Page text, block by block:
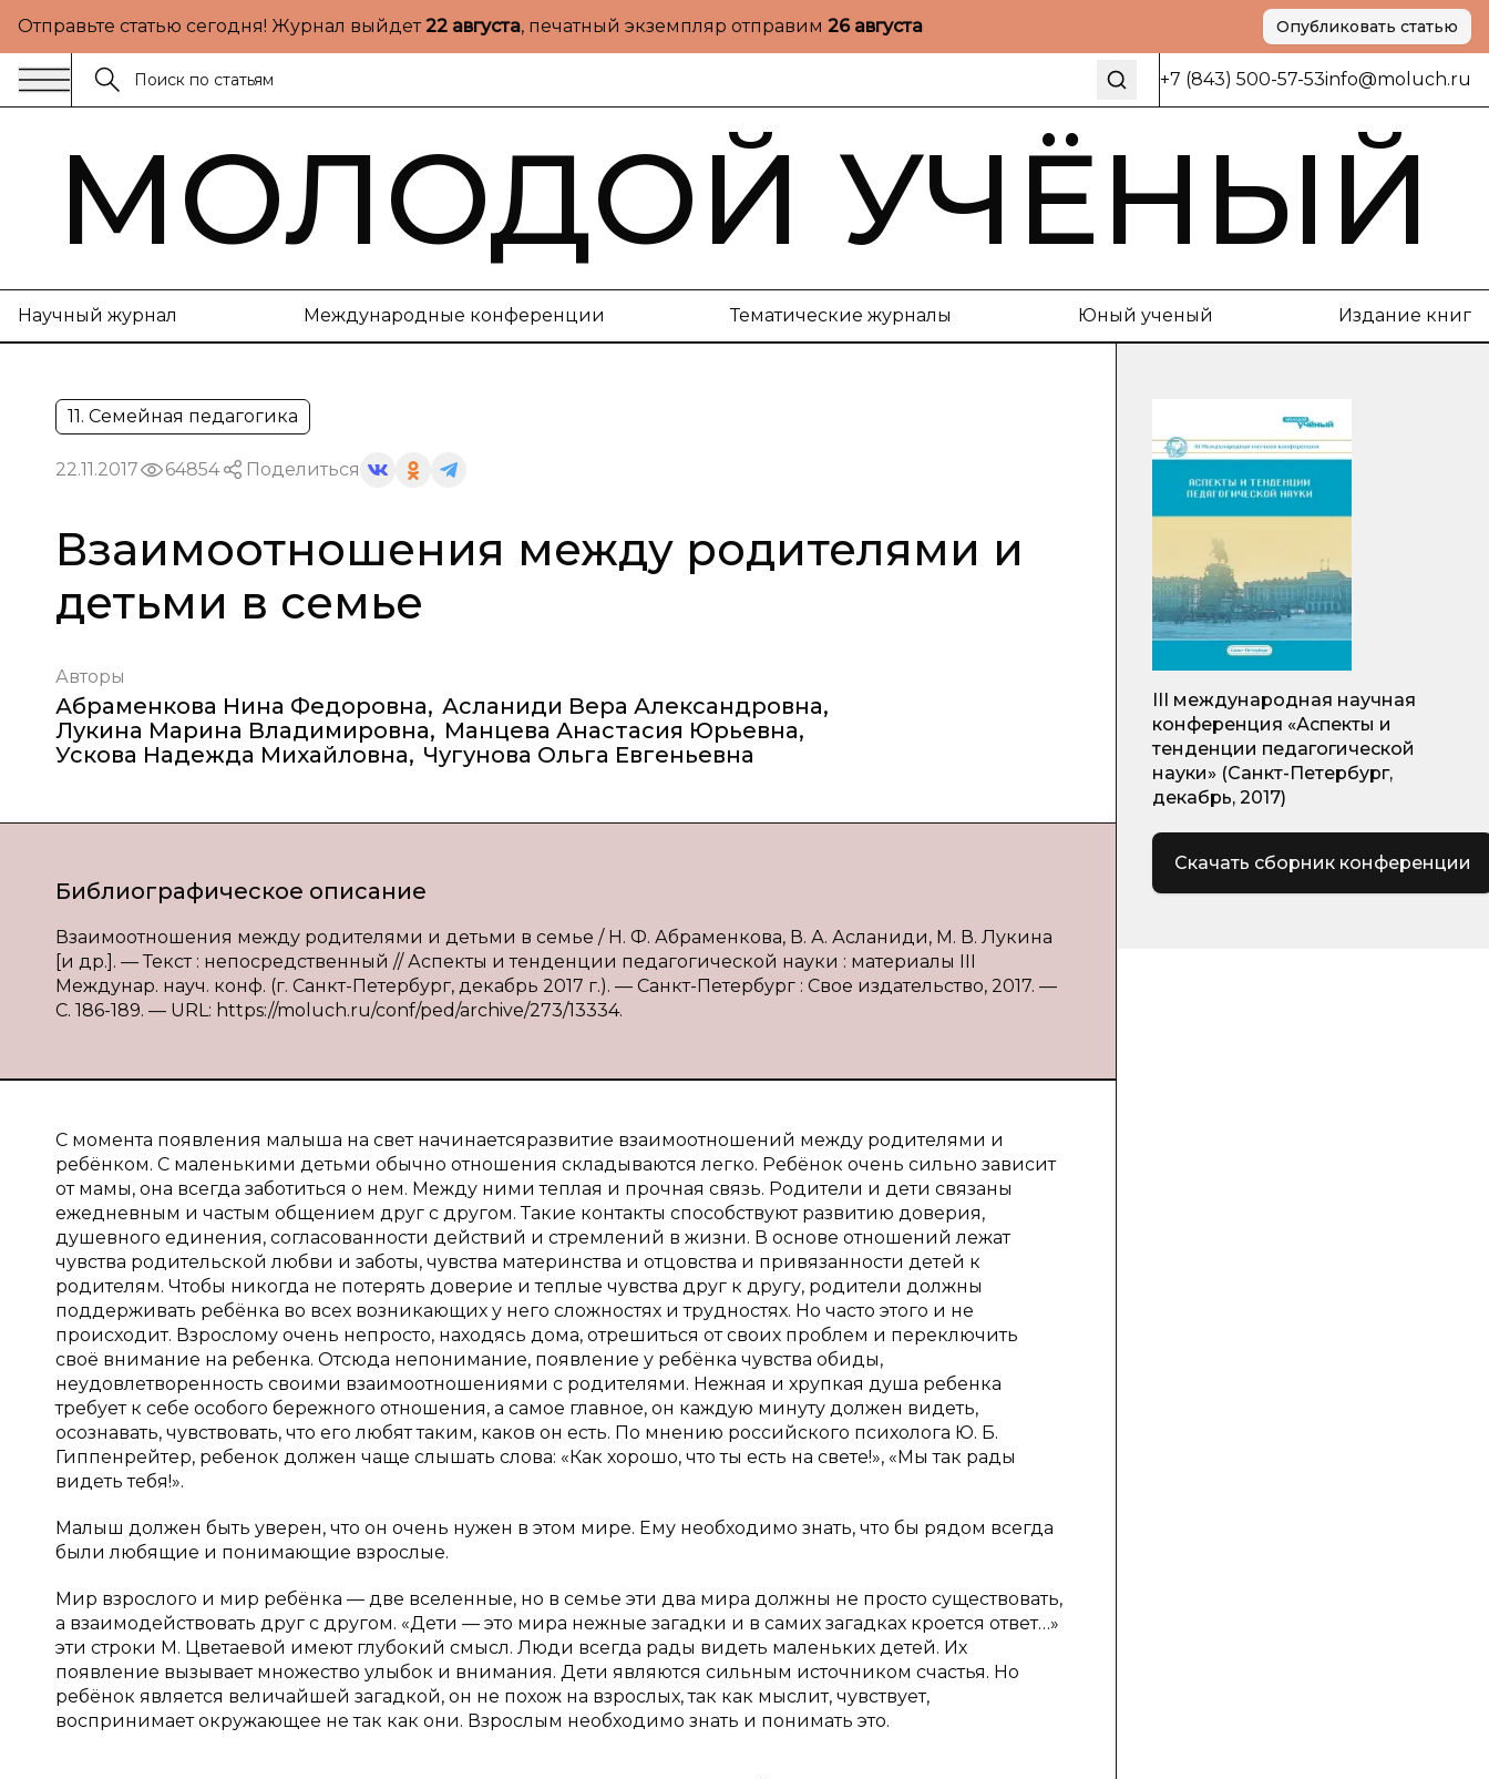
Отправьте статью сегодня! Журнал выйдет22 августа, печатный экземпляр отправим 26 августа Опубликовать статью
+7 (843) 500-57-53info@moluch.ru
МОЛОДОЙ УЧЁНЫЙ
Научный журнал Международные конференции Тематические журналы Юный ученый Издание книг
11. Семейная педагогика
22.11.2017 64854 Поделиться
Взаимоотношения между родителями и
детьми в семье
Авторы
Абраменкова Нина Федоровна, Асланиди Вера Александровна,
Лукина Марина Владимировна, Манцева Анастасия Юрьевна,
Ускова Надежда Михайловна, Чугунова Ольга Евгеньевна
Библиографическое описание
Взаимоотношения между родителями и детьми в семье / Н. Ф. Абраменкова, В. А. Асланиди, М. В. Лукина
[и др.]. — Текст : непосредственный // Аспекты и тенденции педагогической науки : материалы III
Междунар. науч. конф. (г. Санкт-Петербург, декабрь 2017 г.). — Санкт-Петербург : Свое издательство, 2017. —
С. 186-189. — URL: https://moluch.ru/conf/ped/archive/273/13334.
С момента появления малыша на свет начинаетсяразвитие взаимоотношений между родителями и
ребёнком. С маленькими детьми обычно отношения складываются легко. Ребёнок очень сильно зависит
от мамы, она всегда заботиться о нем. Между ними теплая и прочная связь. Родители и дети связаны
ежедневным и частым общением друг с другом. Такие контакты способствуют развитию доверия,
душевного единения, согласованности действий и стремлений в жизни. В основе отношений лежат
чувства родительской любви и заботы, чувства материнства и отцовства и привязанности детей к
родителям. Чтобы никогда не потерять доверие и теплые чувства друг к другу, родители должны
поддерживать ребёнка во всех возникающих у него сложностях и трудностях. Но часто этого и не
происходит. Взрослому очень непросто, находясь дома, отрешиться от своих проблем и переключить
своё внимание на ребенка. Отсюда непонимание, появление у ребёнка чувства обиды,
неудовлетворенность своими взаимоотношениями с родителями. Нежная и хрупкая душа ребенка
требует к себе особого бережного отношения, а самое главное, он каждую минуту должен видеть,
осознавать, чувствовать, что его любят таким, каков он есть. По мнению российского психолога Ю. Б.
Гиппенрейтер, ребенок должен чаще слышать слова: «Как хорошо, что ты есть на свете!», «Мы так рады
видеть тебя!».
Малыш должен быть уверен, что он очень нужен в этом мире. Ему необходимо знать, что бы рядом всегда
были любящие и понимающие взрослые.
Мир взрослого и мир ребёнка — две вселенные, но в семье эти два мира должны не просто существовать,
а взаимодействовать друг с другом. «Дети — это мира нежные загадки и в самих загадках кроется ответ…»
эти строки М. Цветаевой имеют глубокий смысл. Люди всегда рады видеть маленьких детей. Их
появление вызывает множество улыбок и внимания. Дети являются сильным источником счастья. Но
ребёнок является величайшей загадкой, он не похож на взрослых, так как мыслит, чувствует,
воспринимает окружающее не так как они. Взрослым необходимо знать и понимать это.
III международная научная
конференция «Аспекты и
тенденции педагогической
науки» (Санкт-Петербург,
декабрь, 2017)
Скачать сборник конференции